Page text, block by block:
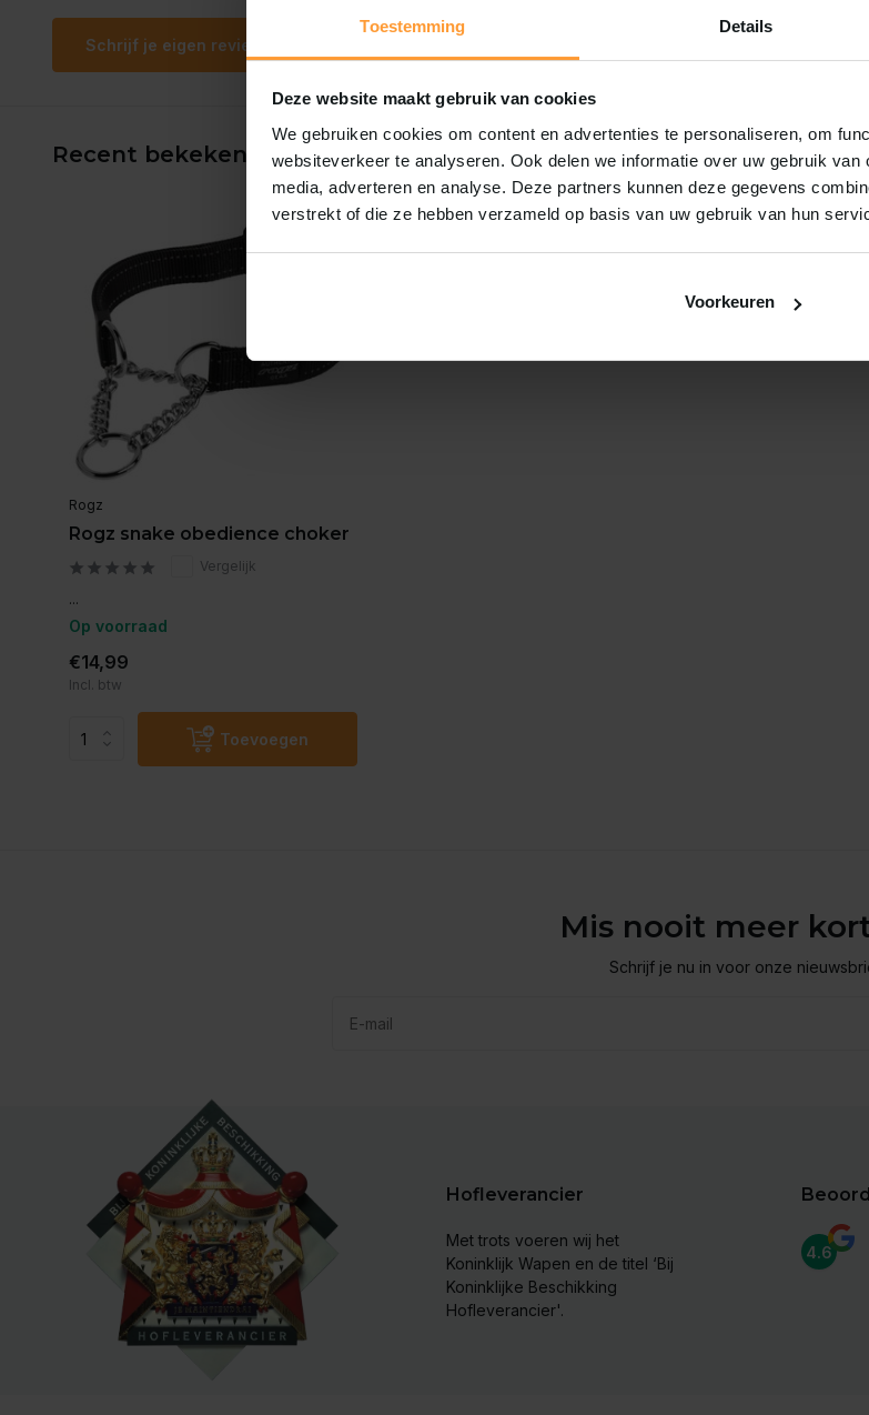
Toestemming Details
Deze website maakt gebruik van cookies
We gebruiken cookies om content en advertenties te personaliseren, om
websiteverkeer te analyseren. Ook delen we informatie over uw gebruik
media, adverteren en analyse. Deze partners kunnen deze gegevens
verstrekt of die ze hebben verzameld op basis van uw gebruik van hun
Voorkeuren
Schrijf je eigen review
Recent bekeken
Rogz
Rogz snake obedience choker
Vergelijk
...
Op voorraad
€14,99
Incl. btw
Toevoegen
Mis nooit meer
Schrijf je nu in voor onze
Hofleverancier
Met trots voeren wij het
Koninklijk Wapen en de titel ‘Bij
Koninklijke Beschikking
Hofleverancier'.
4.6